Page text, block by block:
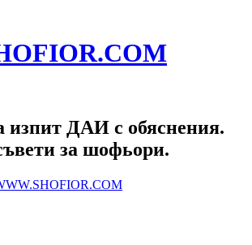
изпит ДАИ с обяснения.
за шофьори.